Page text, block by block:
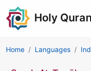
Holy Quran
Home Languages